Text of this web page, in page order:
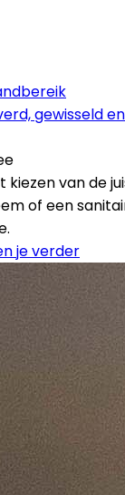
gewisseld
van de
of een
je verder